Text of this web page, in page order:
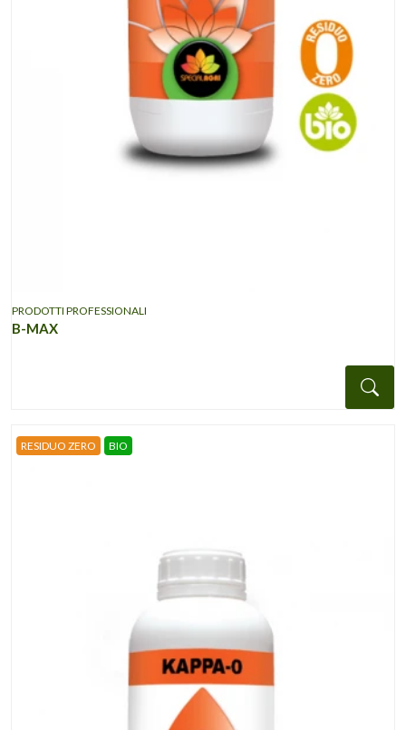
PRODOTTI PROFESSIONALI
B-MAX
RESIDUO ZERO BIO